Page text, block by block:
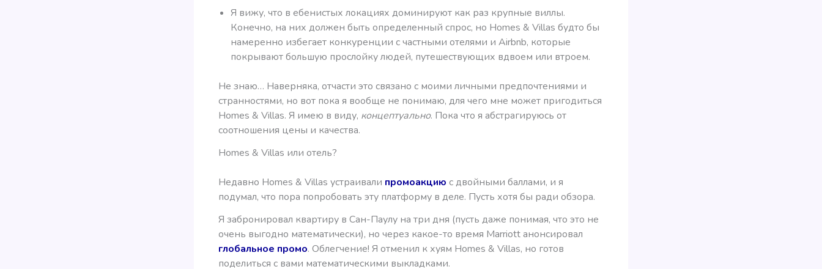
Я вижу, что в ебенистых локациях доминируют как раз крупные виллы.
Конечно, на них должен быть определенный спрос, но Homes & Villas будто бы
намеренно избегает конкуренции с частными отелями и Airbnb, которые
покрывают большую прослойку людей, путешествующих вдвоем или втроем.
Не знаю… Наверняка, отчасти это связано с моими личными предпочтениями и
странностями, но вот пока я вообще не понимаю, для чего мне может пригодиться
Homes & Villas. Я имею в виду, концептуально. Пока что я абстрагируюсь от
соотношения цены и качества.
Homes & Villas или отель?
Недавно Homes & Villas устраивали промоакцию с двойными баллами, и я
подумал, что пора попробовать эту платформу в деле. Пусть хотя бы ради обзора.
Я забронировал квартиру в Сан-Паулу на три дня (пусть даже понимая, что это не
очень выгодно математически), но через какое-то время Marriott анонсировал
глобальное промо. Облегчение! Я отменил к хуям Homes & Villas, но готов
поделиться с вами математическими выкладками.